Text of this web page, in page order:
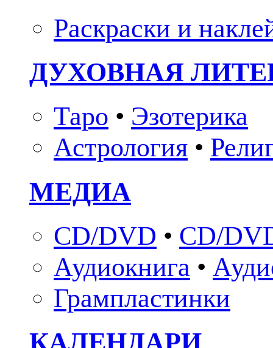
Раскраски и
ДУХОВНАЯ
Таро • Эзотерика
Астрология •
МЕДИА
CD/DVD • CD/
Аудиокнига •
Грампластинки